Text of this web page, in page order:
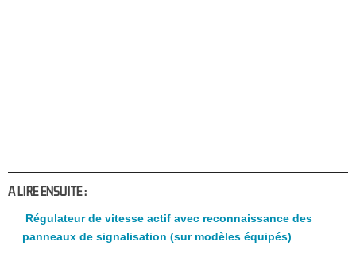
A LIRE ENSUITE :
Régulateur de vitesse actif avec reconnaissance des
panneaux de signalisation (sur modèles équipés)